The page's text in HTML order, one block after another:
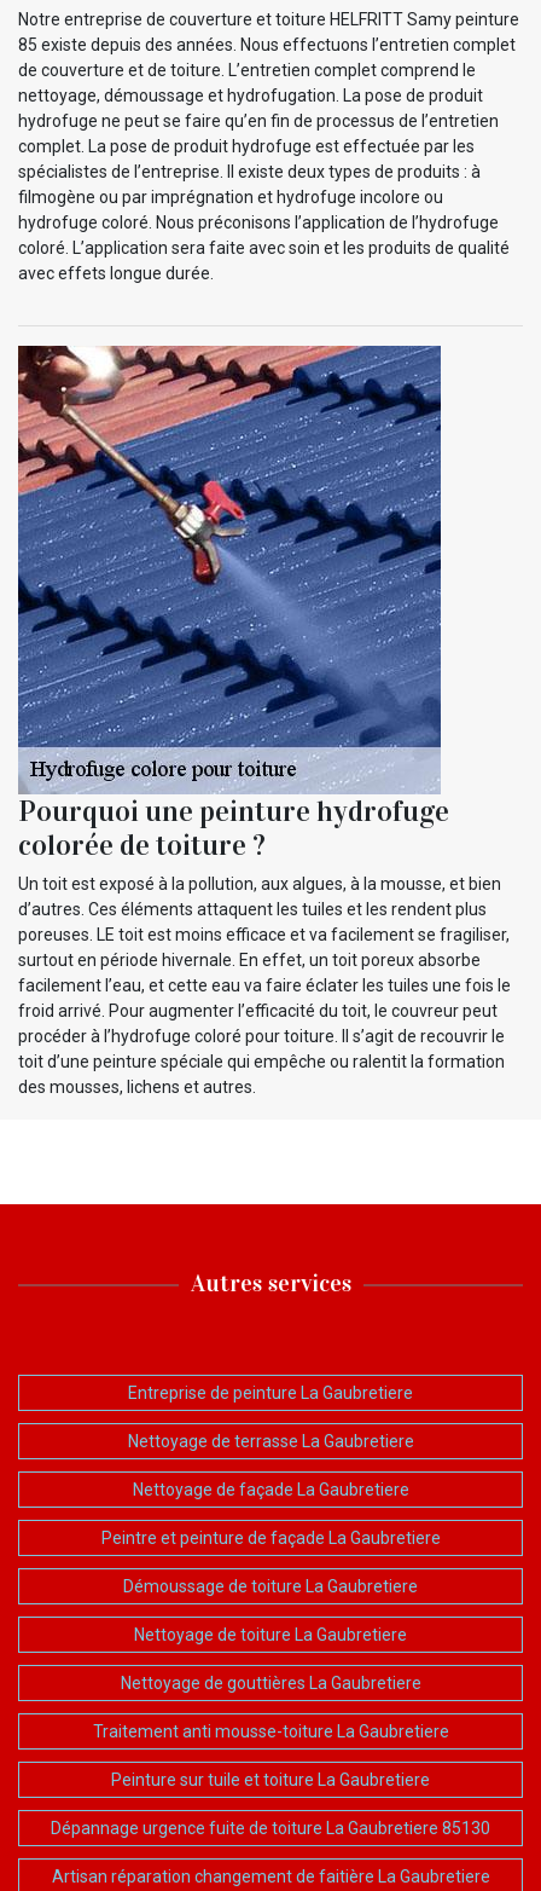
Notre entreprise de couverture et toiture HELFRITT Samy peinture
85 existe depuis des années. Nous effectuons l’entretien complet
de couverture et de toiture. L’entretien complet comprend le
nettoyage, démoussage et hydrofugation. La pose de produit
hydrofuge ne peut se faire qu’en fin de processus de l’entretien
complet. La pose de produit hydrofuge est effectuée par les
spécialistes de l’entreprise. Il existe deux types de produits : à
filmogène ou par imprégnation et hydrofuge incolore ou
hydrofuge coloré. Nous préconisons l’application de l’hydrofuge
coloré. L’application sera faite avec soin et les produits de qualité
avec effets longue durée.
Pourquoi une peinture hydrofuge
colorée de toiture ?
Un toit est exposé à la pollution, aux algues, à la mousse, et bien
d’autres. Ces éléments attaquent les tuiles et les rendent plus
poreuses. LE toit est moins efficace et va facilement se fragiliser,
surtout en période hivernale. En effet, un toit poreux absorbe
facilement l’eau, et cette eau va faire éclater les tuiles une fois le
froid arrivé. Pour augmenter l’efficacité du toit, le couvreur peut
procéder à l’hydrofuge coloré pour toiture. Il s’agit de recouvrir le
toit d’une peinture spéciale qui empêche ou ralentit la formation
des mousses, lichens et autres.
Autres services
Entreprise de peinture La Gaubretiere
Nettoyage de terrasse La Gaubretiere
Nettoyage de façade La Gaubretiere
Peintre et peinture de façade La Gaubretiere
Démoussage de toiture La Gaubretiere
Nettoyage de toiture La Gaubretiere
Nettoyage de gouttières La Gaubretiere
Traitement anti mousse-toiture La Gaubretiere
Peinture sur tuile et toiture La Gaubretiere
Dépannage urgence fuite de toiture La Gaubretiere 85130
Artisan réparation changement de faitière La Gaubretiere